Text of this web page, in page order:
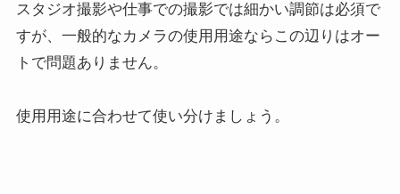
スタジオ撮影や仕事での撮影では細かい調節は必須で
すが、一般的なカメラの使用用途ならこの辺りはオー
トで問題ありません。
使用用途に合わせて使い分けましょう。